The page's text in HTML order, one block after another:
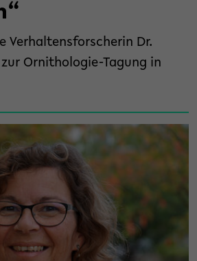
Verhaltensforscherin Dr.
Ornithologie-Tagung in